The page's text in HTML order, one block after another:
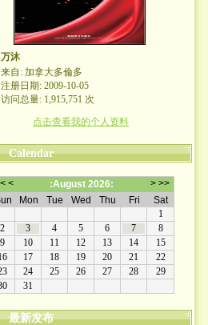
万沐
来自: 加拿大多倫多
注册日期: 2009-10-05
访问总量: 1,915,751 次
点击查看我的个人资料
Calendar
最新发布